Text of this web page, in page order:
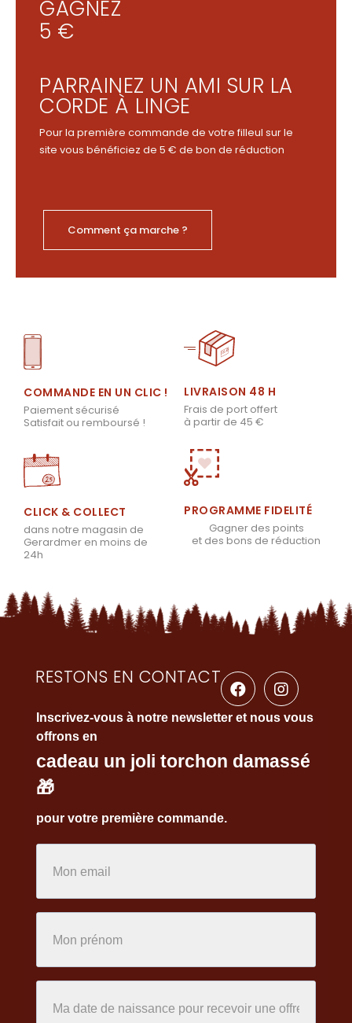
GAGNEZ
5 €
PARRAINEZ UN AMI SUR LA
CORDE À LINGE
Pour la première commande de votre filleul sur le
site vous bénéficiez de 5 € de bon de réduction
Comment ça marche ?
COMMANDE EN UN CLIC !
Paiement sécurisé
Satisfait ou remboursé !
LIVRAISON 48 H
Frais de port offert
à partir de 45 €
CLICK & COLLECT
dans notre magasin de
Gerardmer en moins de
24h
PROGRAMME FIDELITÉ
Gagner des points
et des bons de réduction
RESTONS EN CONTACT
Inscrivez-vous à notre newsletter et nous vous
offrons en
cadeau un joli torchon damassé
🎁
pour votre première commande.